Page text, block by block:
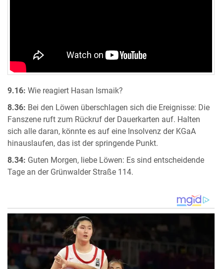
9.16: Wie reagiert Hasan Ismaik?
8.36: Bei den Löwen überschlagen sich die Ereignisse: Die
Fanszene ruft zum Rückruf der Dauerkarten auf. Halten
sich alle daran, könnte es auf eine Insolvenz der KGaA
hinauslaufen, das ist der springende Punkt.
8.34: Guten Morgen, liebe Löwen: Es sind entscheidende
Tage an der Grünwalder Straße 114.